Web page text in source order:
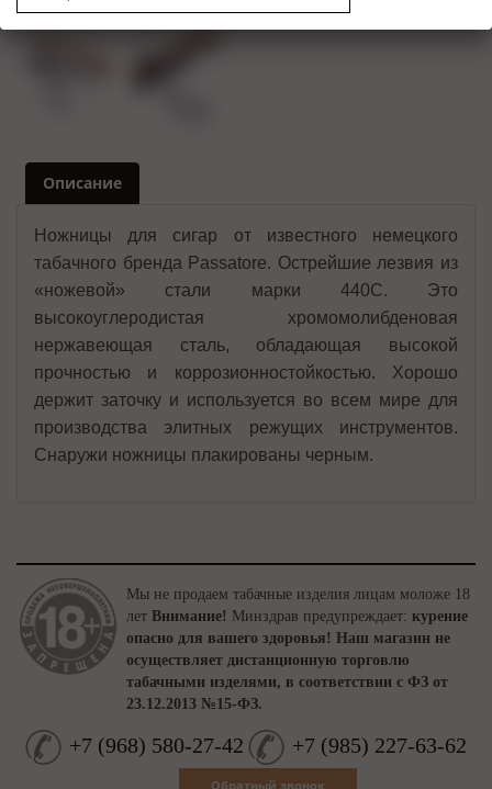
Описание
Ножницы для сигар от известного немецкого
табачного бренда Passatore. Острейшие лезвия из
«ножевой» стали марки 440С. Это
высокоуглеродистая хромомолибденовая
нержавеющая сталь, обладающая высокой
прочностью и коррозионностойкостью. Хорошо
держит заточку и используется во всем мире для
производства элитных режущих инструментов.
Снаружи ножницы плакированы черным.
Мы не продаем табачные изделия лицам моложе 18
лет Внимание! Минздрав предупреждает: курение
опасно для вашего здоровья! Наш магазин не
осуществляет дистанционную торговлю
табачными изделями, в соответствии с ФЗ от
23.12.2013 №15-ФЗ.
+7 (968) 580-27-42 +7 (985) 227-63-62
Обратный звонок